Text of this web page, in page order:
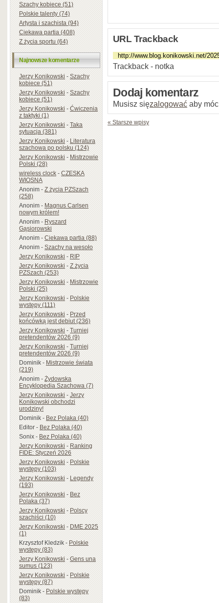
Szachy kobiece (51)
Polskie talenty (74)
Artysta i szachista (94)
Ciekawa partia (408)
Z życia sportu (64)
Najnowsze komentarze
Jerzy Konikowski-Szachy
kobiece (51)
Jerzy Konikowski-Szachy
kobiece (51)
Jerzy Konikowski-Ćwiczenia
z taktyki (1)
Jerzy Konikowski-Taka
sytuacja (381)
Jerzy Konikowski-Literatura
szachowa po polsku (124)
Jerzy Konikowski-Mistrzowie
Polski (28)
wireless clock-CZESKA
WIOSNA
Anonim-Z życia PZSzach
(258)
Anonim-Magnus Carlsen
nowym królem!
Anonim-Ryszard
Gąsiorowski
Anonim-Ciekawa partia (88)
Anonim-Szachy na wesoło
Jerzy Konikowski-RIP
Jerzy Konikowski-Z życia
PZSzach (253)
Jerzy Konikowski-Mistrzowie
Polski (25)
Jerzy Konikowski-Polskie
występy (111)
Jerzy Konikowski-Przed
końcówką jest debiut (236)
Jerzy Konikowski-Turniej
pretendentów 2026 (9)
Jerzy Konikowski-Turniej
pretendentów 2026 (9)
Dominik-Mistrzowie świata
(219)
Anonim-Żydowska
Encyklopedia Szachowa (7)
Jerzy Konikowski-Jerzy
Konikowski obchodzi
urodziny!
Dominik-Bez Polaka (40)
Editor-Bez Polaka (40)
Sonix-Bez Polaka (40)
Jerzy Konikowski-Ranking
FIDE: Styczeń 2026
Jerzy Konikowski-Polskie
występy (103)
Jerzy Konikowski-Legendy
(193)
Jerzy Konikowski-Bez
Polaka (37)
Jerzy Konikowski-Polscy
szachiści (10)
Jerzy Konikowski-DME 2025
(1)
Krzysztof Kledzik-Polskie
występy (83)
Jerzy Konikowski-Gens una
sumus (123)
Jerzy Konikowski-Polskie
występy (87)
Dominik-Polskie występy
(83)
URL Trackback
Trackback - notka
Dodaj komentarz
Musisz sięzalogować aby
« Starsze wpisy